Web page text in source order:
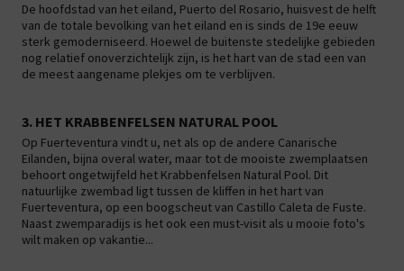
De hoofdstad van het eiland, Puerto del Rosario, huisvest de helft
van de totale bevolking van het eiland en is sinds de 19e eeuw
sterk gemoderniseerd. Hoewel de buitenste stedelijke gebieden
nog relatief onoverzichtelijk zijn, is het hart van de stad een van
de meest aangename plekjes om te verblijven.
3. HET KRABBENFELSEN NATURAL POOL
Op Fuerteventura vindt u, net als op de andere Canarische
Eilanden, bijna overal water, maar tot de mooiste zwemplaatsen
behoort ongetwijfeld het Krabbenfelsen Natural Pool. Dit
natuurlijke zwembad ligt tussen de kliffen in het hart van
Fuerteventura, op een boogscheut van Castillo Caleta de Fuste.
Naast zwemparadijs is het ook een must-visit als u mooie foto's
wilt maken op vakantie...